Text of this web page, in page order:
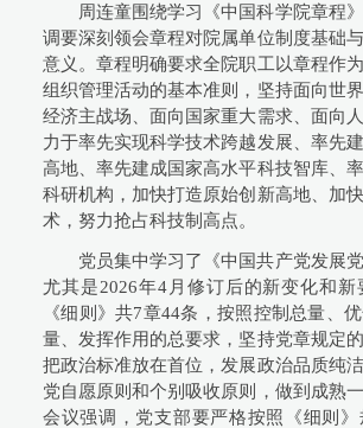
周连童围绕学习《中国科学院章程
调要深刻领会章程对院属单位制度基础
意义。章程明确要求全院职工以章程作
组织管理活动的基本准则，坚持面向世
经济主战场、面向国家重大需求、面向
力于率先实现科学技术跨越发展、率先
高地、率先建成国家高水平科技智库、
科研机构，加快打造原始创新高地、加
术，努力抢占科技制高点。
党员集中学习了《中国共产党发展
尤其是2026年4月修订后的新变化和新
《细则》共7章44条，按照控制总量、
量、发挥作用的总要求，坚持党章规定
把政治标准放在首位，发展政治品质纯
党自愿原则和个别吸收原则，做到成熟
会议强调，党支部要严格按照《细则》